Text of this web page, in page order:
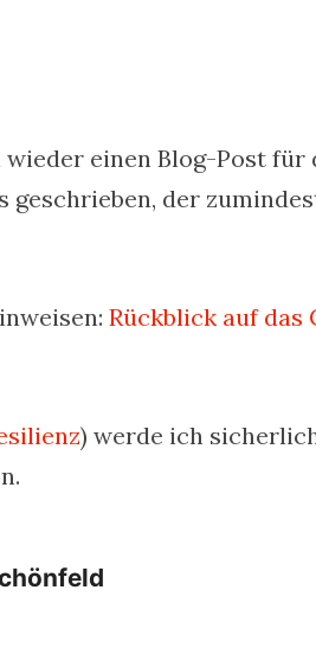
einen Blog-Post für
geschrieben, der
Rückblick auf das
) werde ich